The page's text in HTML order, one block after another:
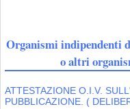
Organismi indipendenti
o altri
ATTESTAZIONE O.I.V.
PUBBLICAZIONE. (